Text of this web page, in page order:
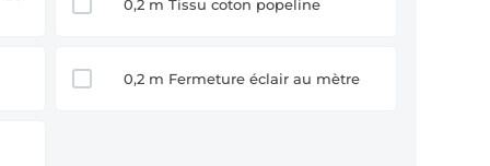
0,2 m Tissu coton popeline
0,2 m Fermeture éclair au mètre